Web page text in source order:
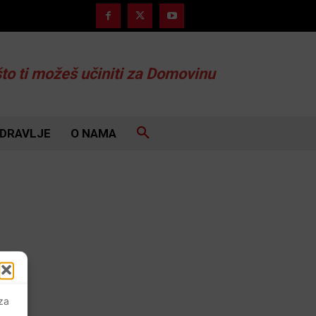
ti možeš učiniti za Domovinu
O NAMA